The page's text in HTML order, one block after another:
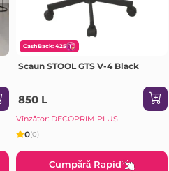
CashBack: 425
Scaun STOOL GTS V-4 Black
850 L
Vînzător: DECOPRIM PLUS
0(0)
Cumpără Rapid